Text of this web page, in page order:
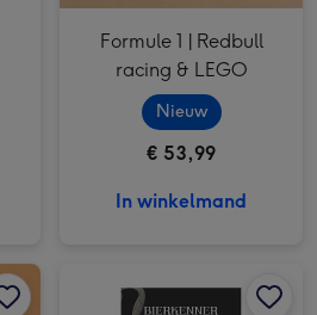
Formule 1 | Redbull
racing & LEGO
Nieuw
€ 53,99
In winkelmand